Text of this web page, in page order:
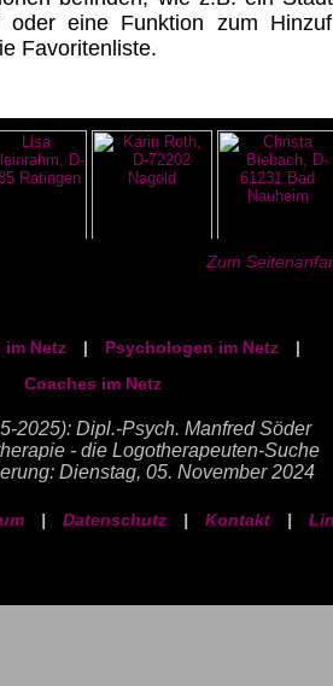
oder eine Funktion zum
Favoritenliste.
Zum
im Netz | Psychologen im Netz
|
Coaches im Netz
2025): Dipl.-Psych. Manfred Söder
- die Logotherapeuten-Suche
Dienstag, 05. November 2024
| Datenschutz | Kontakt |